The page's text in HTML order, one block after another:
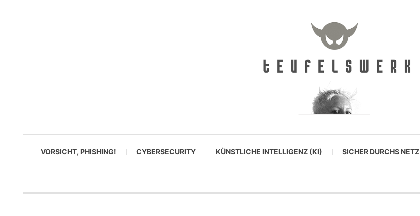
VORSICHT, PHISHING! CYBERSECURITY KÜNSTLICHE INTELLIGENZ (KI) SICHER DURCHS NETZ